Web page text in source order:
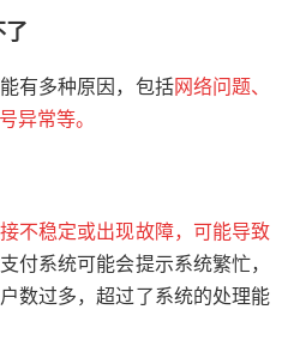
了
有多种原因，包括网络问题、
异常等。
不稳定或出现故障，可能导致
付系统可能会提示系统繁忙，
数过多，超过了系统的处理能